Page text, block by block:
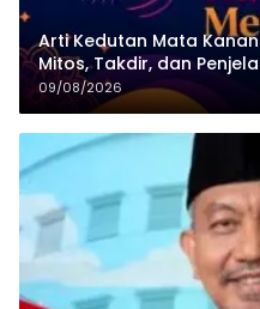
Arti Kedutan Mata
Mitos, Takdir, dan
09/08/2026